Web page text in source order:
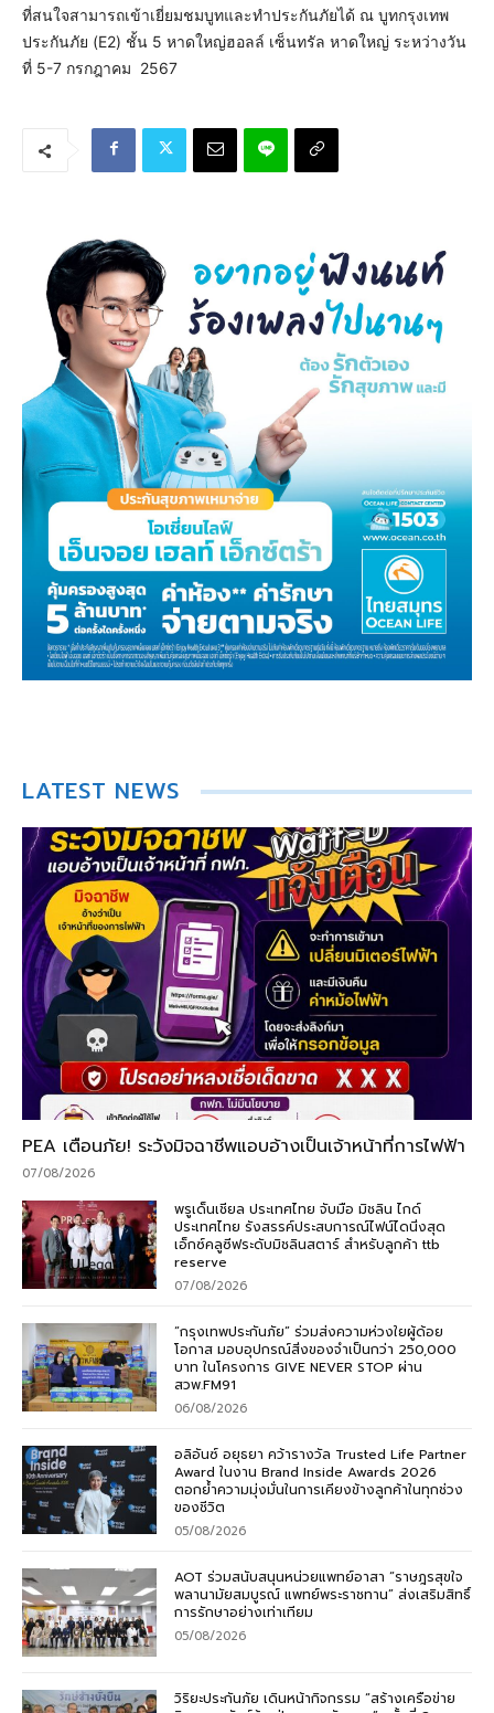
ที่สนใจสามารถเข้าเยี่ยมชมบูทและทำประกันภัยได้ ณ บูทกรุงเทพ
ประกันภัย (E2) ชั้น 5 หาดใหญ่ฮอลล์ เซ็นทรัล หาดใหญ่ ระหว่างวัน
ที่ 5-7 กรกฎาคม 2567
LATEST NEWS
PEA เตือนภัย! ระวังมิจฉาชีพแอบอ้างเป็นเจ้าหน้าที่การไฟฟ้า
07/08/2026
พรูเด็นเชียล ประเทศไทย จับมือ มิชลิน ไกด์
ประเทศไทย รังสรรค์ประสบการณ์ไฟน์ไดนิ่งสุด
เอ็กซ์คลูซีฟระดับมิชลินสตาร์ สำหรับลูกค้า ttb
reserve
07/08/2026
“กรุงเทพประกันภัย” ร่วมส่งความห่วงใยผู้ด้อย
โอกาส มอบอุปกรณ์สิ่งของจำเป็นกว่า 250,000
บาท ในโครงการ GIVE NEVER STOP ผ่าน
สวพ.FM91
06/08/2026
อลิอันซ์ อยุธยา คว้ารางวัล Trusted Life Partner
Award ในงาน Brand Inside Awards 2026
ตอกย้ำความมุ่งมั่นในการเคียงข้างลูกค้าในทุกช่วง
ของชีวิต
05/08/2026
AOT ร่วมสนับสนุนหน่วยแพทย์อาสา “ราษฎรสุขใจ
พลานามัยสมบูรณ์ แพทย์พระราชทาน” ส่งเสริมสิทธิ์
การรักษาอย่างเท่าเทียม
05/08/2026
วิริยะประกันภัย เดินหน้ากิจกรรม “สร้างเครือข่าย